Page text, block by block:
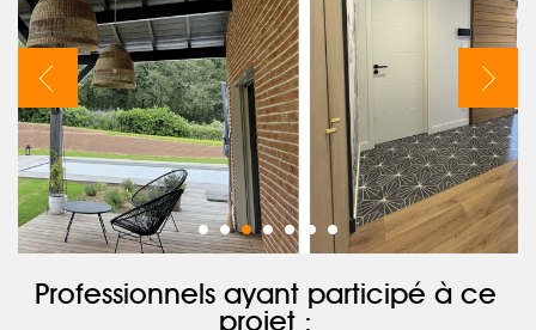
Professionnels ayant participé à ce
projet :